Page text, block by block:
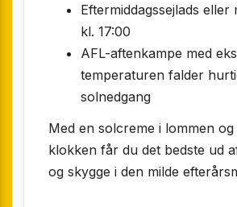
Eftermiddagssejlads
kl. 17:00
AFL-aftenkampe med
temperaturen falder
solnedgang
Med en solcreme i lommen
klokken får du det bedste ud
og skygge i den milde